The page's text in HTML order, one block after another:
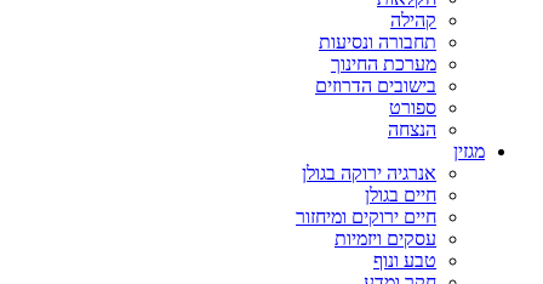
קהילה
תחבורה ונסיעות
מערכת החינוך
בישובים הדרוזים
ספורט
הנצחה
מגזין
אנרגיה ירוקה בגולן
חיים בגולן
חיים ירוקים ומיחזור
עסקים ויזמיות
טבע ונוף